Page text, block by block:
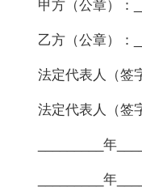
甲方（公章）：
乙方（公章）：
法定代表人（签
法定代表人（签
_________年
_________年